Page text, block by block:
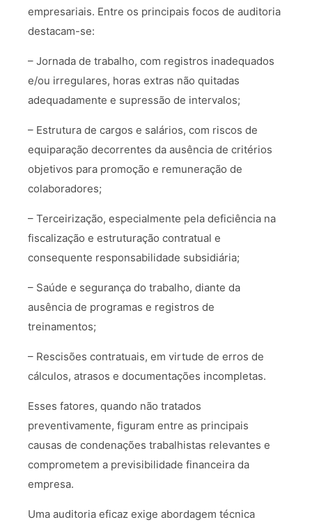
empresariais. Entre os principais focos de auditoria
destacam-se:
– Jornada de trabalho, com registros inadequados
e/ou irregulares, horas extras não quitadas
adequadamente e supressão de intervalos;
– Estrutura de cargos e salários, com riscos de
equiparação decorrentes da ausência de critérios
objetivos para promoção e remuneração de
colaboradores;
– Terceirização, especialmente pela deficiência na
fiscalização e estruturação contratual e
consequente responsabilidade subsidiária;
– Saúde e segurança do trabalho, diante da
ausência de programas e registros de
treinamentos;
– Rescisões contratuais, em virtude de erros de
cálculos, atrasos e documentações incompletas.
Esses fatores, quando não tratados
preventivamente, figuram entre as principais
causas de condenações trabalhistas relevantes e
comprometem a previsibilidade financeira da
empresa.
Uma auditoria eficaz exige abordagem técnica